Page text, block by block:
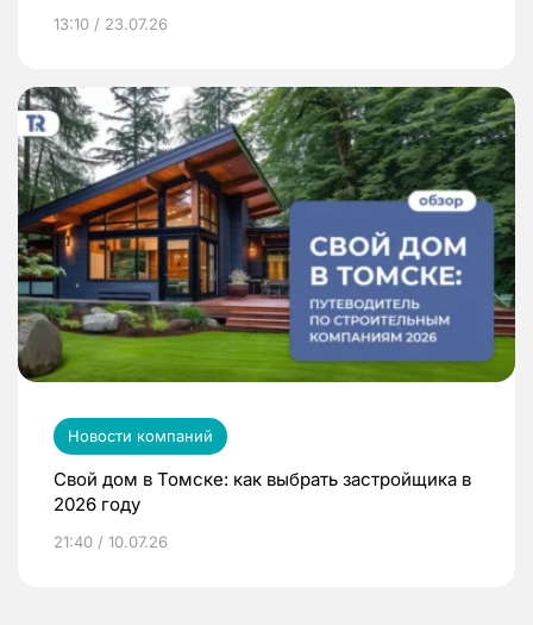
13:10 / 23.07.26
Новости компаний
Свой дом в Томске: как выбрать застройщика в
2026 году
21:40 / 10.07.26